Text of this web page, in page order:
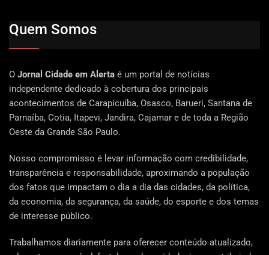
Quem Somos
O Jornal Cidade em Alerta é um portal de notícias
independente dedicado à cobertura dos principais
acontecimentos de Carapicuíba, Osasco, Barueri, Santana de
Parnaíba, Cotia, Itapevi, Jandira, Cajamar e de toda a Região
Oeste da Grande São Paulo.
Nosso compromisso é levar informação com credibilidade,
transparência e responsabilidade, aproximando a população
dos fatos que impactam o dia a dia das cidades, da política,
da economia, da segurança, da saúde, do esporte e dos temas
de interesse público.
Trabalhamos diariamente para oferecer conteúdo atualizado,